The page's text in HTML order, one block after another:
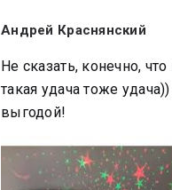
Андрей Краснянский
Не сказать, конечно,
такая удача тоже
выгодой!